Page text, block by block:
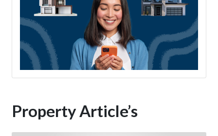
Property Article’s